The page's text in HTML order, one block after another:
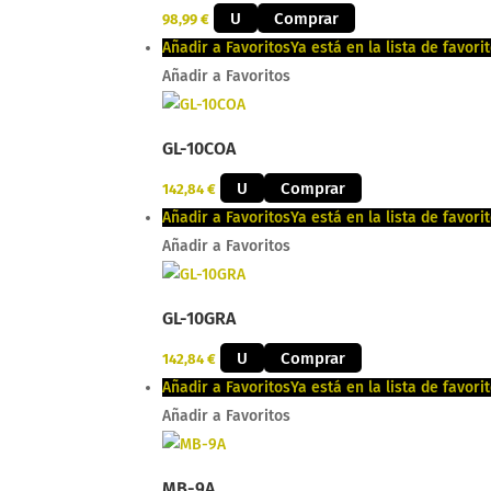
98,99€ U Comprar
Añadir a FavoritosYa está en la lista de
Añadir a Favoritos
GL-10COA
142,84€ U Comprar
Añadir a FavoritosYa está en la lista de
Añadir a Favoritos
GL-10GRA
142,84€ U Comprar
Añadir a FavoritosYa está en la lista de
Añadir a Favoritos